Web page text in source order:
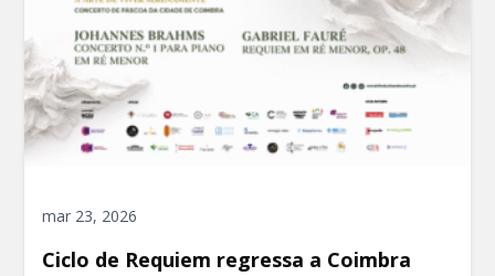
mar 23, 2026
Ciclo de Requiem regressa a Coimbra